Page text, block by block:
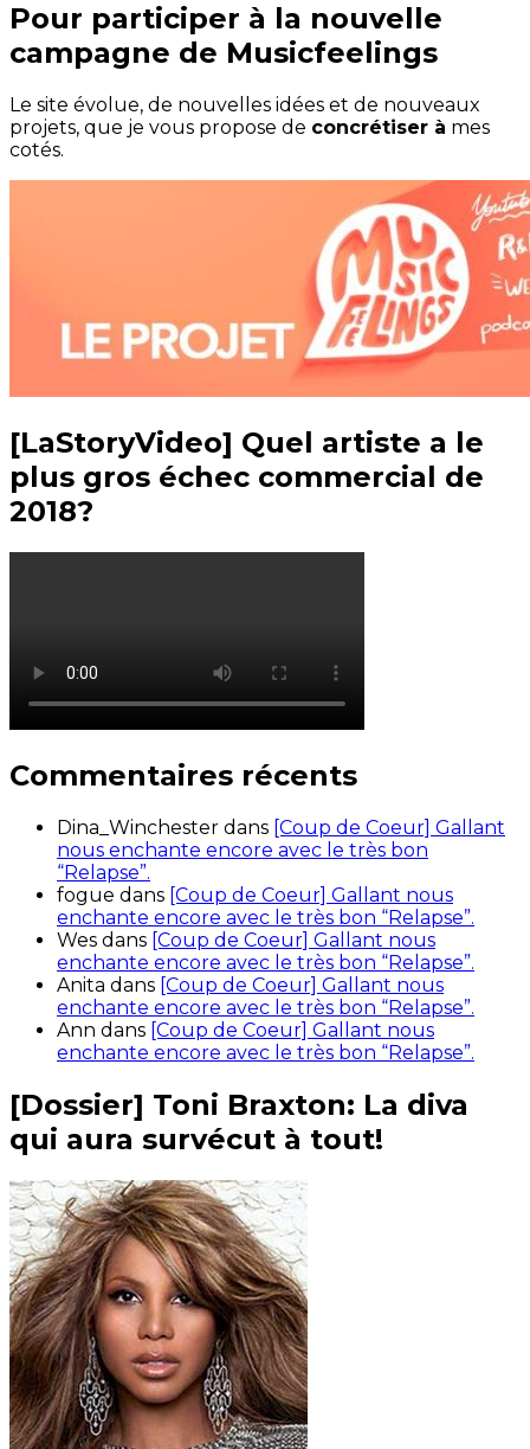
Pour participer à la nouvelle
campagne de Musicfeelings
Le site évolue, de nouvelles idées et de nouveaux
projets, que je vous propose de concrétiser à mes
cotés.
[LaStoryVideo] Quel artiste a le
plus gros échec commercial de
2018?
Commentaires récents
Dina_Winchester dans [Coup de Coeur] Gallant
nous enchante encore avec le très bon
“Relapse”.
fogue dans [Coup de Coeur] Gallant nous
enchante encore avec le très bon “Relapse”.
Wes dans [Coup de Coeur] Gallant nous
enchante encore avec le très bon “Relapse”.
Anita dans [Coup de Coeur] Gallant nous
enchante encore avec le très bon “Relapse”.
Ann dans [Coup de Coeur] Gallant nous
enchante encore avec le très bon “Relapse”.
[Dossier] Toni Braxton: La diva
qui aura survécut à tout!